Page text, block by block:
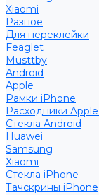
Xiaomi
Разное
Для переклейки
Feaglet
Musttby
Android
Apple
Рамки iPhone
Расходники
Стекла Android
Huawei
Samsung
Xiaomi
Стекла iPhone
Тачскрины iPhone